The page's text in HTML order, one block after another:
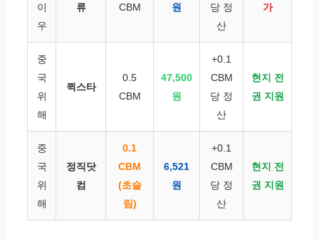
이
우
류
CBM
원
당 정
산
가
중
국
위
해
퀵스타
0.5
CBM
47,500
원
+0.1
CBM
당 정
산
현지 전
권 지원
중
국
위
해
정직닷
컴
0.1
CBM
(초슬
림)
6,521
원
+0.1
CBM
당 정
산
현지 전
권 지원